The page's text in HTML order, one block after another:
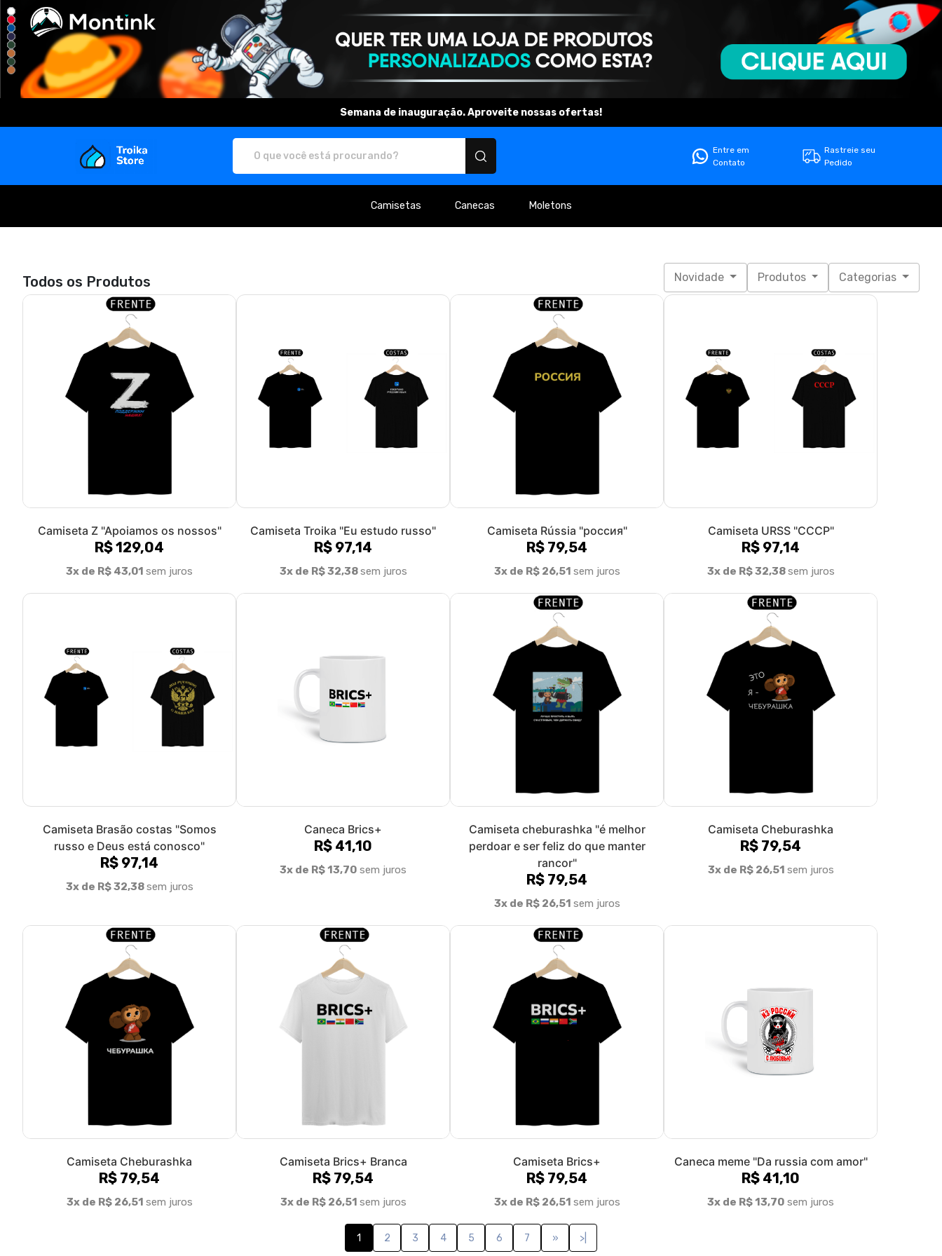
Semana de inauguração. Aproveite nossas ofertas!
Entre em
Contato
Rastreie seu
Pedido
Camisetas Canecas Moletons
Todos os Produtos Novidade Produtos Categorias
Camiseta Z "Apoiamos os nossos"
R$ 129,04
3x de R$ 43,01 sem juros
Camiseta Troika "Eu estudo russo"
R$ 97,14
3x de R$ 32,38sem juros
Camiseta Rússia "россия"
R$ 79,54
3x de R$ 26,51 sem juros
Camiseta URSS "CCCP"
R$ 97,14
3x de R$ 32,38sem juros
Camiseta Brasão costas "Somos
russo e Deus está conosco"
R$ 97,14
3x de R$ 32,38sem juros
Caneca Brics+
R$ 41,10
3x de R$ 13,70 sem juros
Camiseta cheburashka "é melhor
perdoar e ser feliz do que manter
rancor"
R$ 79,54
3x de R$ 26,51 sem juros
Camiseta Cheburashka
R$ 79,54
3x de R$ 26,51 sem juros
Camiseta Cheburashka
R$ 79,54
3x de R$ 26,51 sem juros
Camiseta Brics+ Branca
R$ 79,54
3x de R$ 26,51 sem juros
Camiseta Brics+
R$ 79,54
3x de R$ 26,51 sem juros
Caneca meme "Da russia com amor"
R$ 41,10
3x de R$ 13,70 sem juros
1 2 3 4 5 6 7 » >|